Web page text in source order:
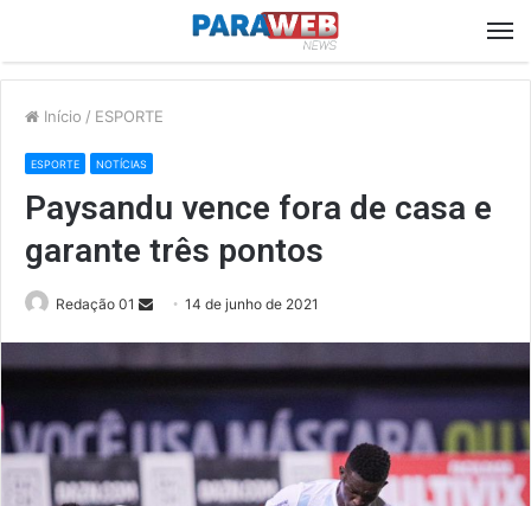
Início / ESPORTE
ESPORTE NOTÍCIAS
Paysandu vence fora de casa e
garante três pontos
Redação 01
Send14 de junho de 2021